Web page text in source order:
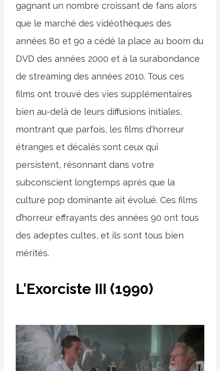
gagnant un nombre croissant de fans alors
que le marché des vidéothèques des
années 80 et 90 a cédé la place au boom du
DVD des années 2000 et à la surabondance
de streaming des années 2010. Tous ces
films ont trouvé des vies supplémentaires
bien au-delà de leurs diffusions initiales,
montrant que parfois, les films d'horreur
étranges et décalés sont ceux qui
persistent, résonnant dans votre
subconscient longtemps après que la
culture pop dominante ait évolué. Ces films
d’horreur effrayants des années 90 ont tous
des adeptes cultes, et ils sont tous bien
mérités.
L'Exorciste III (1990)